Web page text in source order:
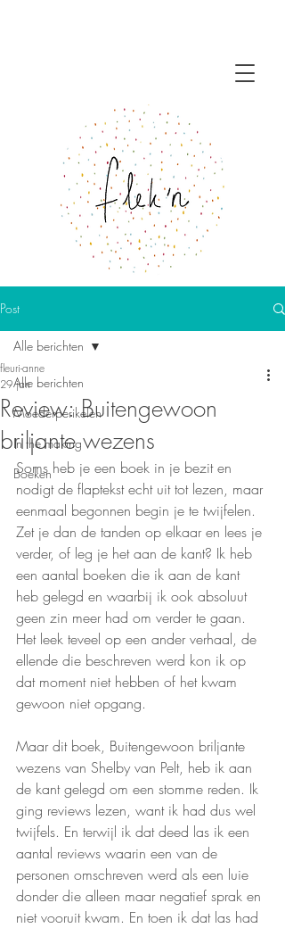
Post
Alle berichten
Moederperikelen
In the making
Boeken
Alle berichten
Review: Buitengewoon
briljante wezens
fleuri-anne
29 jan
Soms heb je een boek in je bezit en
nodigt de flaptekst echt uit tot lezen, maar
eenmaal begonnen begin je te twijfelen.
Zet je dan de tanden op elkaar en lees je
verder, of leg je het aan de kant? Ik heb
een aantal boeken die ik aan de kant
heb gelegd en waarbij ik ook absoluut
geen zin meer had om verder te gaan.
Het leek teveel op een ander verhaal, de
ellende die beschreven werd kon ik op
dat moment niet hebben of het kwam
gewoon niet opgang.
Maar dit boek, Buitengewoon briljante
wezens van Shelby van Pelt, heb ik aan
de kant gelegd om een stomme reden. Ik
ging reviews lezen, want ik had dus wel
twijfels. En terwijl ik dat deed las ik een
aantal reviews waarin een van de
personen omschreven werd als een luie
donder die alleen maar negatief sprak en
niet vooruit kwam. En toen ik dat las had